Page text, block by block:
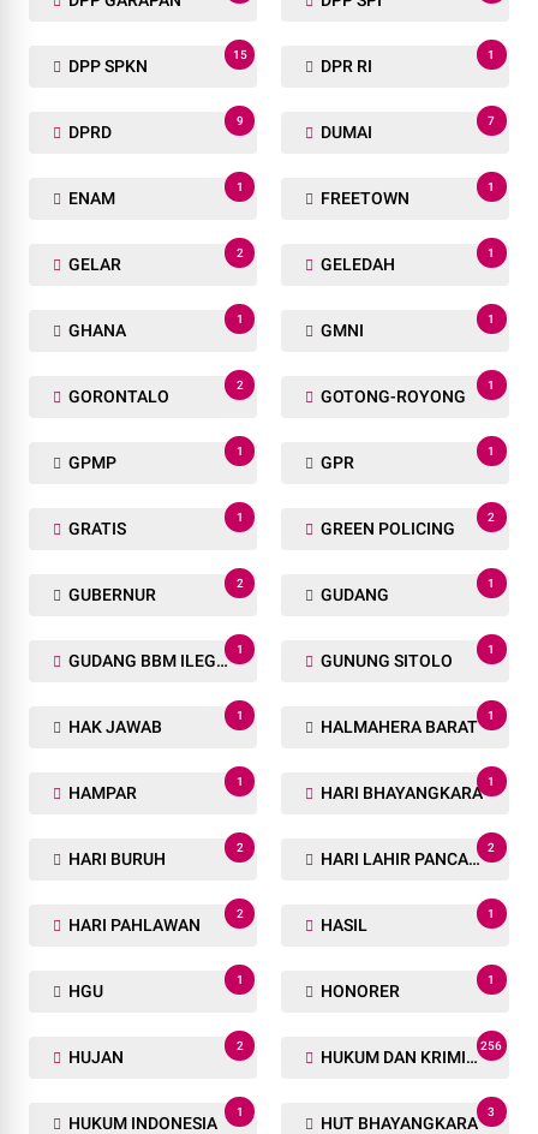
DPP SPKN
15
DPR RI
1
DPRD
9
DUMAI
7
ENAM
1
FREETOWN
1
GELAR
2
GELEDAH
1
GHANA
1
GMNI
1
GORONTALO
2
GOTONG-ROYONG
1
GPMP
1
GPR
1
GRATIS
1
GREEN POLICING
2
GUBERNUR
2
GUDANG
1
GUDANG BBM ILEGAL
1
GUNUNG SITOLO
1
HAK JAWAB
1
HALMAHERA BARAT
1
HAMPAR
1
HARI BHAYANGKARA
1
HARI BURUH
2
HARI LAHIR PANCASILA
2
HARI PAHLAWAN
2
HASIL
1
HGU
1
HONORER
1
HUJAN
2
HUKUM DAN KRIMINAL
256
HUKUM INDONESIA
1
HUT BHAYANGKARA
3